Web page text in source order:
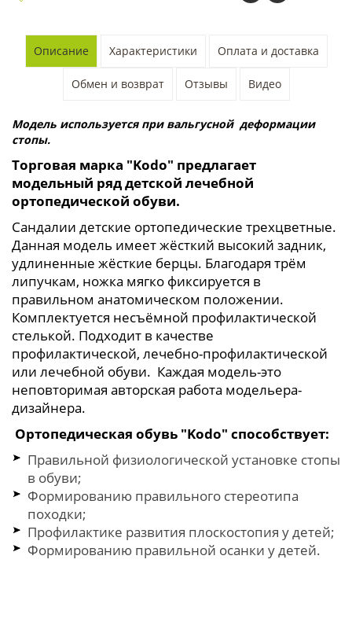
Описание Характеристики Оплата и доставка
Обмен и возврат Отзывы Видео
Модель используется при вальгусной деформации
стопы.
Торговая марка "Kodo" предлагает
модельный ряд детской лечебной
ортопедической обуви.
Сандалии детские ортопедические трехцветные.
Данная модель имеет жёсткий высокий задник,
удлиненные жёсткие берцы. Благодаря трём
липучкам, ножка мягко фиксируется в
правильном анатомическом положении.
Комплектуется несъёмной профилактической
стелькой. Подходит в качестве
профилактической, лечебно-профилактической
или лечебной обуви. Каждая модель-это
неповторимая авторская работа модельера-
дизайнера.
Ортопедическая обувь "Kodo" способствует:
Правильной физиологической установке стопы
в обуви;
Формированию правильного стереотипа
походки;
Профилактике развития плоскостопия у детей;
Формированию правильной осанки у детей.